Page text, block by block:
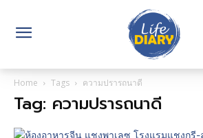
Home Tags ความปรารถนาดี
Tag: ความปรารถนาดี